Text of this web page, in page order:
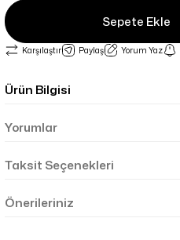
Sepete Ekle
Karşılaştır Paylaş Yorum Yaz
Ürün Bilgisi
Yorumlar
Taksit Seçenekleri
Önerileriniz